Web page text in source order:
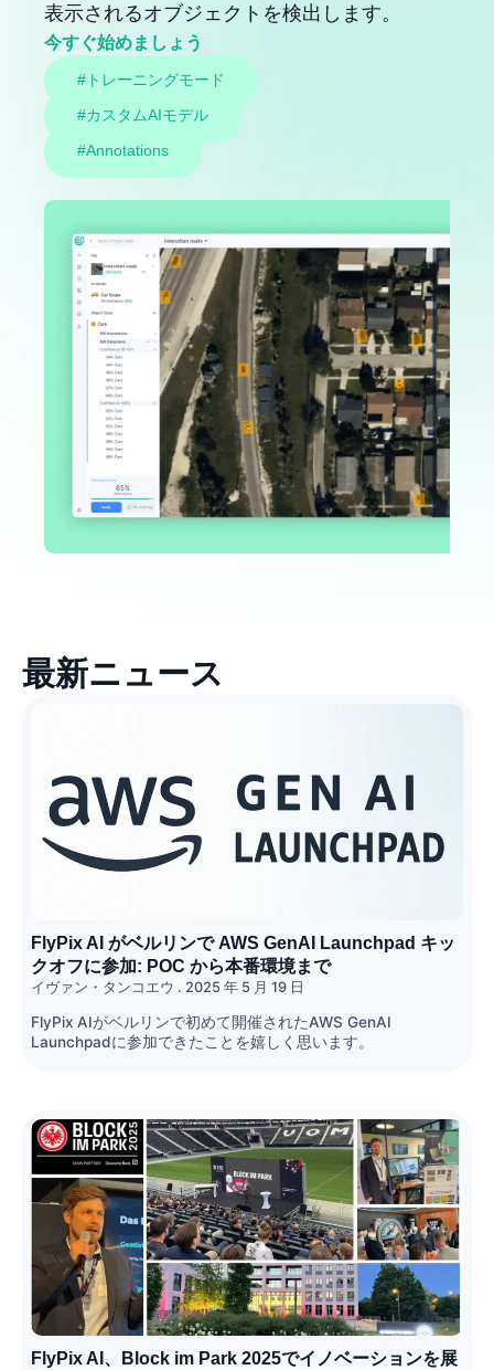
表示されるオブジェクトを検出します。
今すぐ始めましょう
#トレーニングモード
#カスタムAIモデル
#Annotations
最新ニュース
FlyPix AI がベルリンで AWS GenAI Launchpad キッ
クオフに参加: POC から本番環境まで
イヴァン・タンコエウ 2025 年 5 月 19 日
FlyPix AIがベルリンで初めて開催されたAWS GenAI
Launchpadに参加できたことを嬉しく思います。
FlyPix AI、Block im Park 2025でイノベーションを展